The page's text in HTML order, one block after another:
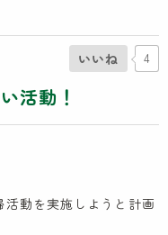
活動！
いいね 4
動を実施しようと計画